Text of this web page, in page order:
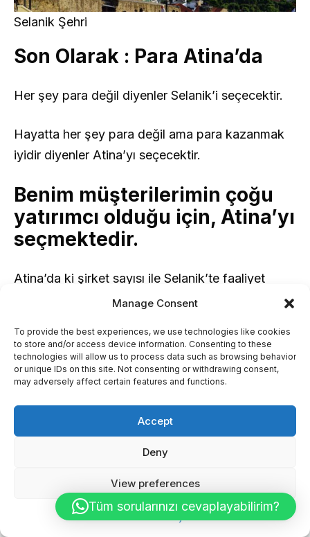
Manage Consent
To provide the best experiences, we use technologies like cookies
to store and/or access device information. Consenting to these
technologies will allow us to process data such as browsing behavior
or unique IDs on this site. Not consenting or withdrawing consent,
may adversely affect certain features and functions.
Accept
Deny
View preferences
Selanik Şehri
Son Olarak : Para Atina’da
Her şey para değil diyenler Selanik’i seçecektir.
Hayatta her şey para değil ama para kazanmak
iyidir diyenler Atina’yı seçecektir.
Benim müşterilerimin çoğu
yatırımcı olduğu için, Atina’yı
seçmektedir.
Atina’da ki şirket sayısı ile Selanik’te faaliyet
gösteren şirket sayısını karşılaştırınca bu fark
Tüm sorularınızı cevaplayabilirim?